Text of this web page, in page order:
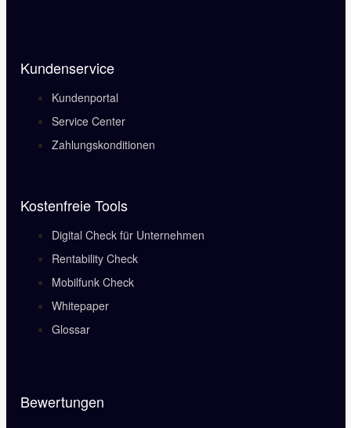
Kundenservice
Kundenportal
Service Center
Zahlungskonditionen
Kostenfreie Tools
Digital Check für Unternehmen
Rentability Check
Mobilfunk Check
Whitepaper
Glossar
Bewertungen